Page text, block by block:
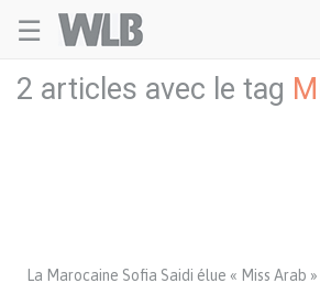
☰
2 articles avec le tag
La Marocaine Sofia Saidi élue « Miss Arab